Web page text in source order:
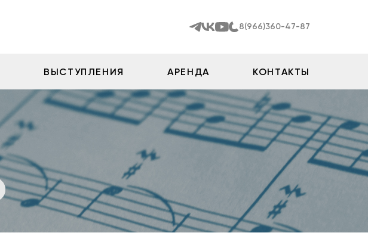
8(966)360-47-87
ВЫСТУПЛЕНИЯ АРЕНДА КОНТАКТЫ